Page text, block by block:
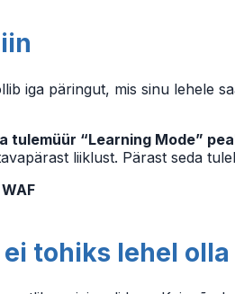
iga päringut, mis sinu lehele
tulemüür “Learning Mode”
liiklust. Pärast seda
tohiks lehel olla